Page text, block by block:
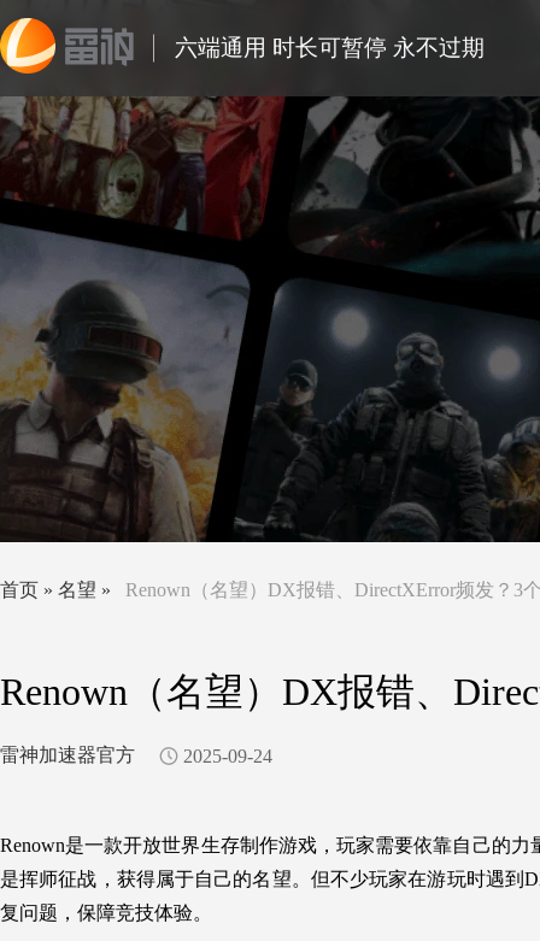
六端通用 时长可暂停 永不过期
首页 » 名望 » Renown（名望）DX报错、DirectXError频发？3
Renown（名望）DX报错、
雷神加速器官方 2025-09-24
Renown是一款开放世界生存制作游戏，玩家需要依靠自己的
是挥师征战，获得属于自己的名望。但不少玩家在游玩时遇到
复问题，保障竞技体验。